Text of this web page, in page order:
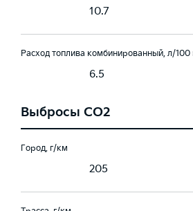
10.7
Расход топлива комбинированный, л/100
6.5
Выбросы CO2
Город, г/км
205